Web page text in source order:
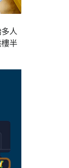
人
半